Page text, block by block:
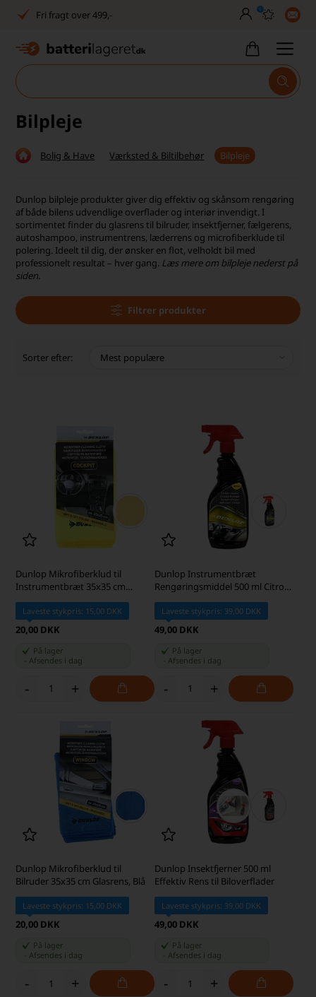
30 dages returret
Dansk lager
30 dages returret
Tlf. er lukket uge 27-32
0
Bilpleje
Bolig & Have Værksted & Biltilbehør Bilpleje
Dunlop bilpleje produkter giver dig effektiv og skånsom rengøring
af både bilens udvendlige overflader og interiør invendigt. I
sortimentet finder du glasrens til bilruder, insektfjerner, fælgerens,
autoshampoo, instrumentrens, læderrens og microfiberklude til
polering. Ideelt til dig, der ønsker en flot, velholdt bil med
professionelt resultat – hver gang. Læs mere om bilpleje nederst på
siden.
Filtrer produkter
Sorter efter:
Dunlop Mikrofiberklud til
Instrumentbræt 35x35 cm
Laveste stykpris: 15,00 DKK
20,00 DKK
På lager
Afsendes i dag
- +
Dunlop Instrumentbræt
Rengøringsmiddel 500 ml Citron
Laveste stykpris: 39,00 DKK
49,00 DKK
På lager
Afsendes i dag
- +
Dunlop Mikrofiberklud til
Bilruder 35x35 cm Glasrens, Blå
Laveste stykpris: 15,00 DKK
20,00 DKK
På lager
-Afsendes i dag
- +
Dunlop Insektfjerner 500 ml
Effektiv Rens til Biloverflader
Laveste stykpris: 39,00 DKK
49,00 DKK
På lager
Afsendes i dag
- +